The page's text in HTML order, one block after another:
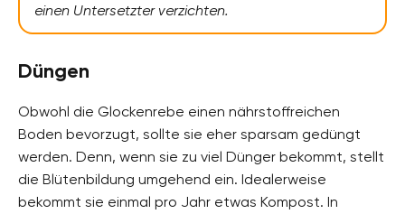
einen Untersetzter verzichten.
Düngen
Obwohl die Glockenrebe einen nährstoffreichen
Boden bevorzugt, sollte sie eher sparsam gedüngt
werden. Denn, wenn sie zu viel Dünger bekommt, stellt
die Blütenbildung umgehend ein. Idealerweise
bekommt sie einmal pro Jahr etwas Kompost. In